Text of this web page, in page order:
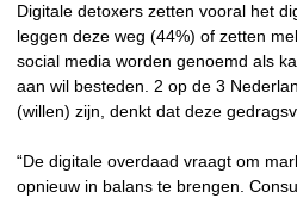
Digitale detoxers zetten vooral het
leggen deze weg (44%) of zetten
social media worden genoemd als
aan wil besteden. 2 op de 3
(willen) zijn, denkt dat deze
“De digitale overdaad vraagt om
opnieuw in balans te brengen.